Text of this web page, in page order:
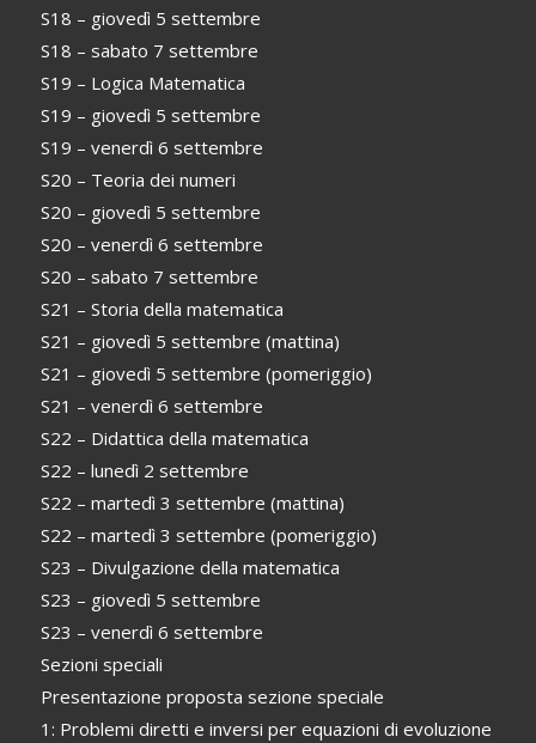
S18 – giovedì 5 settembre
S18 – sabato 7 settembre
S19 – Logica Matematica
S19 – giovedì 5 settembre
S19 – venerdì 6 settembre
S20 – Teoria dei numeri
S20 – giovedì 5 settembre
S20 – venerdì 6 settembre
S20 – sabato 7 settembre
S21 – Storia della matematica
S21 – giovedì 5 settembre (mattina)
S21 – giovedì 5 settembre (pomeriggio)
S21 – venerdì 6 settembre
S22 – Didattica della matematica
S22 – lunedì 2 settembre
S22 – martedì 3 settembre (mattina)
S22 – martedì 3 settembre (pomeriggio)
S23 – Divulgazione della matematica
S23 – giovedì 5 settembre
S23 – venerdì 6 settembre
Sezioni speciali
Presentazione proposta sezione speciale
1: Problemi diretti e inversi per equazioni di evoluzione